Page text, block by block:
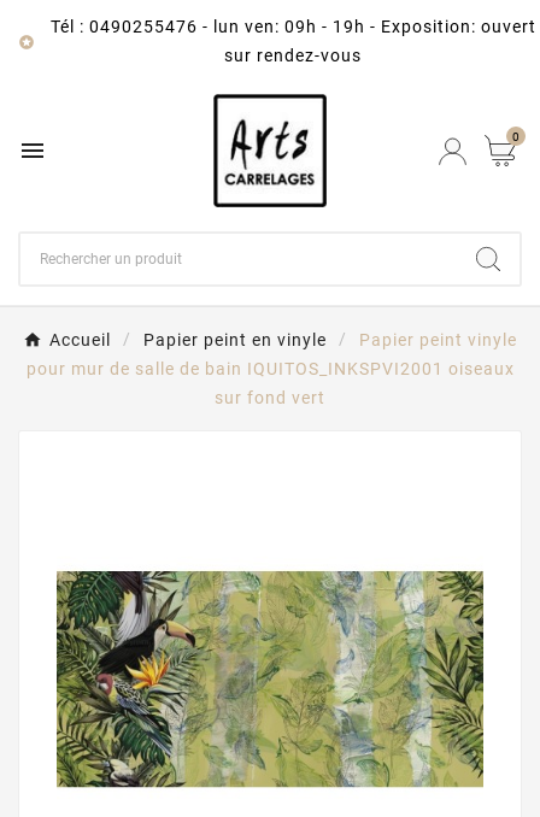

Tél : 0490255476 -
lun ven: 09h - 19h - Exposition: ouvert
sur rendez-vous
 0
Accueil Papier peint en vinyle
Papier peint vinyle
pour mur de salle de bain IQUITOS_INKSPVI2001 oiseaux
sur fond vert